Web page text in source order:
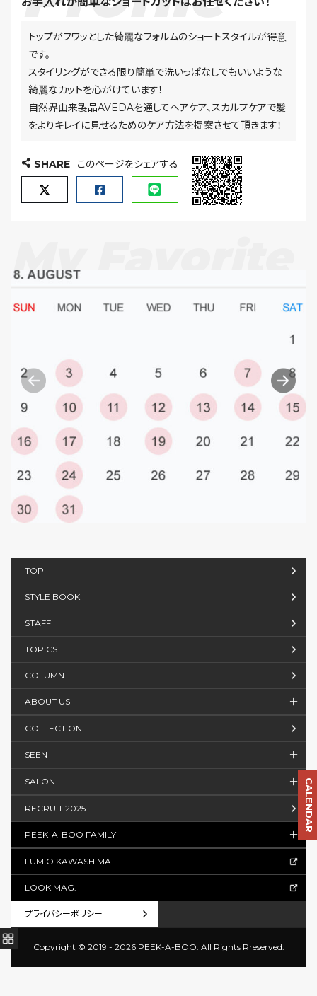
トップがフワッとした綺麗なフォルムのショートスタイルが得意
です。
スタイリングができる限り簡単で洗いっぱなしでもいいような
綺麗なカットを心がけています！
自然界由来製品AVEDAを通してヘアケア、スカルプケアで髪
をよりキレイに見せるためのケア方法を提案させて頂きます！
SHARE このページをシェアする
My Favorite
TOP
STYLE BOOK
STAFF
TOPICS
COLUMN
ABOUT US
COLLECTION
SEEN
SALON
RECRUIT 2025
PEEK-A-BOO FAMILY
FUMIO KAWASHIMA
LOOK MAG.
プライバシーポリシー
Copyright © 2019 - 2026 PEEK-A-BOO. All Rights Rreserved.
CALENDAR